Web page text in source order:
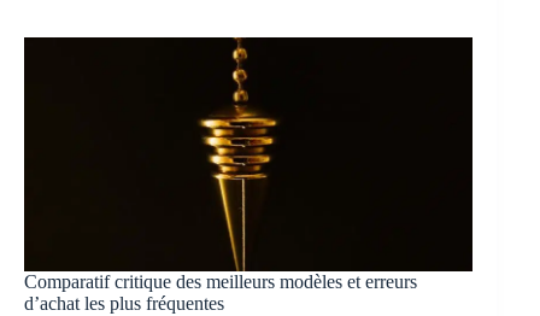
Comparatif critique des meilleurs modèles et erreurs
d’achat les plus fréquentes